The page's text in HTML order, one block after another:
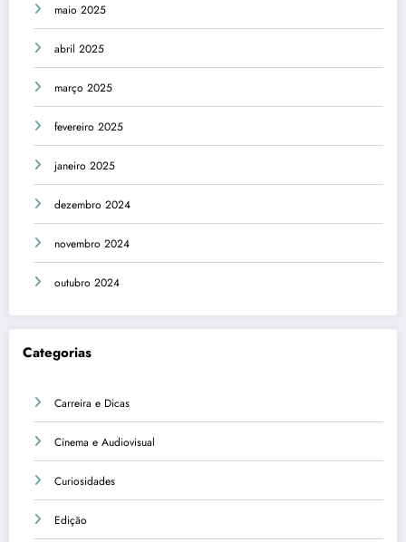
maio 2025
abril 2025
março 2025
fevereiro 2025
janeiro 2025
dezembro 2024
novembro 2024
outubro 2024
Categorias
Carreira e Dicas
Cinema e Audiovisual
Curiosidades
Edição